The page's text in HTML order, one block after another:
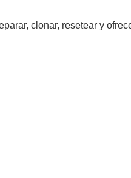
clonar, resetear y